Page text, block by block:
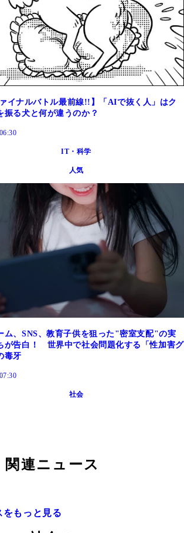
イナルバトル最前線!!】「AIで抜く人」はク
振る犬と何が違うのか？
IT・科学
人気
ム、SNS、教育子供を狙った"密室支配"の実
が告白！ 世界中で社会問題化する「性加害グ
毒牙
社会
関連ニュース
をもっと見る